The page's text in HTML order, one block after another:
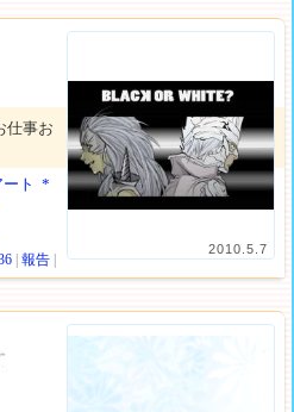
2010.5.7
仕事お
ト
*
|報告